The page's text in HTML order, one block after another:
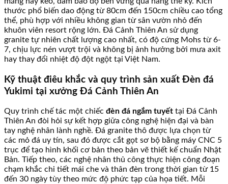
thước phổ biến dao động từ 80cm đến 150cm chiều cao tổng
thể, phù hợp với nhiều không gian từ sân vườn nhỏ đến
khuôn viên resort rộng lớn. Đá Cảnh Thiên An sử dụng
granite tự nhiên chất lượng cao nhất, có độ cứng Mohs từ 6-
7, chịu lực nén vượt trội và không bị ảnh hưởng bởi mưa axit
hay thay đổi nhiệt độ đột ngột tại Việt Nam.
Kỹ thuật điêu khắc và quy trình sản xuất Đèn đá
Yukimi tại xưởng Đá Cảnh Thiên An
Quy trình chế tác một chiếc đèn đá ngắm tuyết tại Đá Cảnh
Thiên An đòi hỏi sự kết hợp giữa công nghệ hiện đại và bàn
tay nghệ nhân lành nghề. Đá granite thô được lựa chọn từ
các mỏ đá uy tín, sau đó được cắt gọt sơ bộ bằng máy CNC 5
trục để tạo hình khối cơ bản theo bản vẽ thiết kế chuẩn Nhật
Bản. Tiếp theo, các nghệ nhân thủ công thực hiện công đoạn
chạm khắc chi tiết mái che và thân đèn trong thời gian từ 15
đến 30 ngày tùy theo mức độ phức tạp của họa tiết. Mỗi